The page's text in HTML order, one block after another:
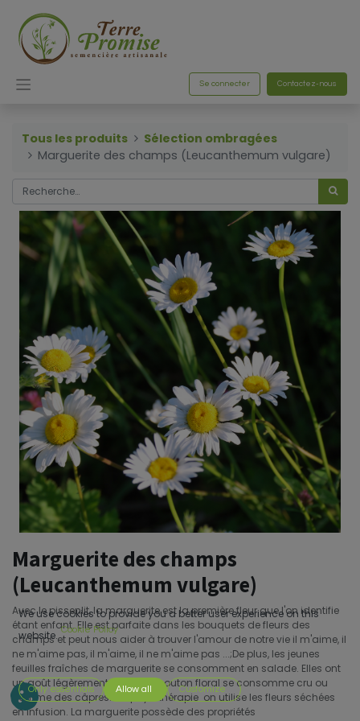
Se connecter Contactez-nous
Tous les produits
Sélection ombragées
Marguerite des champs (Leucanthemum vulgare)
Marguerite des champs
(Leucanthemum vulgare)
Avec le pissenlit, la marguerite est la première fleur que l'on identifie
étant enfant. Elle est parfaite dans les bouquets de fleurs des
champs et peut nous aider à trouver l'amour de notre vie il m'aime, il
ne m'aime pas, il m'aime, il ne m'aime pas ...;De plus, les jeunes
feuilles fraîches de marguerite se consomment en salade. Elles ont
un goût légèrement poivré. Le bouton floral se consomme cru ou
comme des câpres. En phytothérapie on utilise les fleurs séchées
en infusion. La marguerite possède des propriétés
We use cookies to provide you a better user experience on this
website. Cookie Policy
Only essentials Allow all Customize